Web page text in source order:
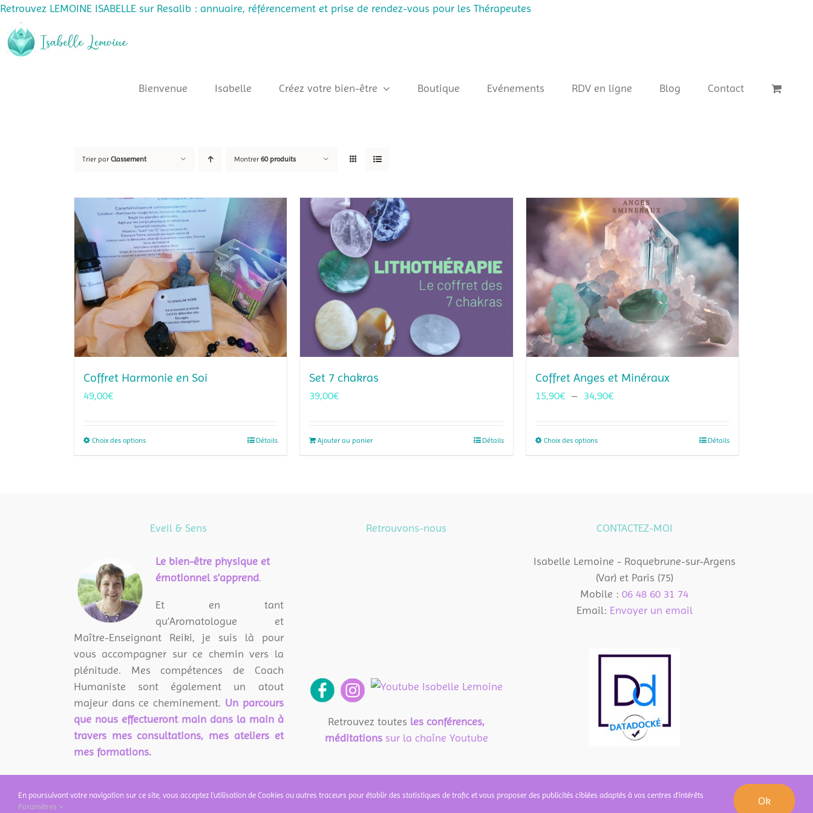
Retrouvez LEMOINE ISABELLE sur Resalib : annuaire, référencement et prise de rendez-vous pour les Thérapeutes
Passer
au
contenu
Bienvenue Isabelle Créez votre bien-être Boutique Evénements RDV en ligne Blog Contact
Trier par Classement Montrer 60 produits
Coffret Harmonie en Soi
49,00€
Choix des optionsCe
Les
peuvent
être
sur
page
du
produit
Détails
Set 7 chakras
39,00€
Ajouter au panier Détails
Coffret Anges et Minéraux
15,90€ – 34,90€Plage
Choix des optionsCe
Les
peuvent
être
choisies
sur
du
produit
Détails
Eveil & Sens
Le bien-être physique et
émotionnel s’apprend.
Et en tant
qu’Aromatologue et
Maître-Enseignant Reiki, je suis là pour
vous accompagner sur ce chemin vers la
plénitude. Mes compétences de Coach
Humaniste sont également un atout
majeur dans ce cheminement. Un parcours
que nous effectueront main dans la main à
travers mes consultations, mes ateliers et
mes formations.
Retrouvons-nous
Retrouvez toutes les conférences,
méditationssur la chaîne Youtube
CONTACTEZ-MOI
Isabelle Lemoine - Roquebrune-sur-Argens
(Var) et Paris (75)
Mobile :06 48 60 31 74
Email: Envoyer un email
En poursuivant votre navigation sur ce site, vous acceptez l’utilisation de Cookies ou autres traceurs pour établir des statistiques de trafic et vous proposer des publicités ciblées adaptés à vos centres d’intérêts
Paramètres
Ok